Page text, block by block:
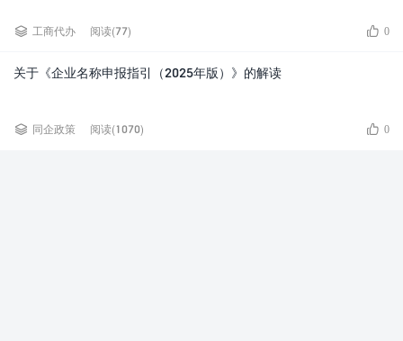
 工商代办 阅读(77)  0
关于《企业名称申报指引（2025年版）》的解读
 同企政策 阅读(1070)  0